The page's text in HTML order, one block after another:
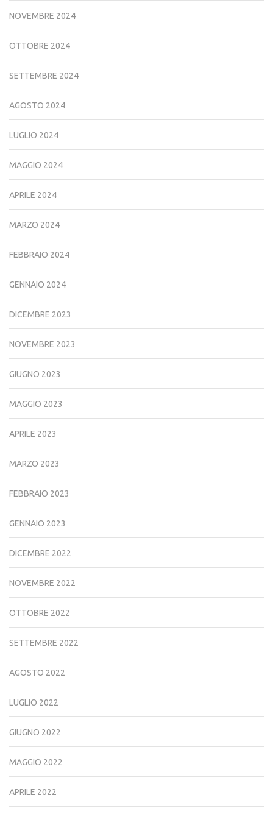
NOVEMBRE 2024
OTTOBRE 2024
SETTEMBRE 2024
AGOSTO 2024
LUGLIO 2024
MAGGIO 2024
APRILE 2024
MARZO 2024
FEBBRAIO 2024
GENNAIO 2024
DICEMBRE 2023
NOVEMBRE 2023
GIUGNO 2023
MAGGIO 2023
APRILE 2023
MARZO 2023
FEBBRAIO 2023
GENNAIO 2023
DICEMBRE 2022
NOVEMBRE 2022
OTTOBRE 2022
SETTEMBRE 2022
AGOSTO 2022
LUGLIO 2022
GIUGNO 2022
MAGGIO 2022
APRILE 2022